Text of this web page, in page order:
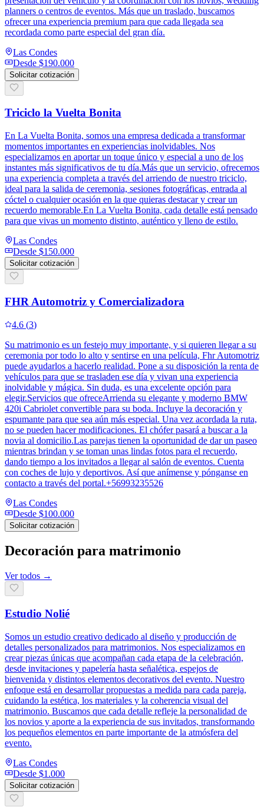
planners o centros de eventos. Más que un traslado, buscamos
ofrecer una experiencia premium para que cada llegada sea
recordada como parte especial del gran día.
Las Condes
Desde $190.000
Solicitar cotización
Triciclo la Vuelta Bonita
En La Vuelta Bonita, somos una empresa dedicada a transformar
momentos importantes en experiencias inolvidables. Nos
especializamos en aportar un toque único y especial a uno de los
instantes más significativos de tu día.Más que un servicio, ofrecemos
una experiencia completa a través del arriendo de nuestro triciclo,
ideal para la salida de ceremonia, sesiones fotográficas, entrada al
cóctel o cualquier ocasión en la que quieras destacar y crear un
recuerdo memorable.En La Vuelta Bonita, cada detalle está pensado
para que vivas un momento distinto, auténtico y lleno de estilo.
Las Condes
Desde $150.000
Solicitar cotización
FHR Automotriz y Comercializadora
4.6 (3)
Su matrimonio es un festejo muy importante, y si quieren llegar a su
ceremonia por todo lo alto y sentirse en una película, Fhr Automotriz
puede ayudarlos a hacerlo realidad. Pone a su disposición la renta de
vehículos para que se trasladen ese día y vivan una experiencia
inolvidable y mágica. Sin duda, es una excelente opción para
elegir.Servicios que ofreceArrienda su elegante y moderno BMW
420i Cabriolet convertible para su boda. Incluye la decoración y
espumante para que sea aún más especial. Una vez acordada la ruta,
no se pueden hacer modificaciones. El chófer pasará a buscar a la
novia al domicilio.Las parejas tienen la oportunidad de dar un paseo
mientras brindan y se toman unas lindas fotos para el recuerdo,
dando tiempo a los invitados a llegar al salón de eventos. Cuenta
con coches de lujo y deportivos. Así que anímense y pónganse en
contacto a través del portal.+56993235526
Las Condes
Desde $100.000
Solicitar cotización
Decoración para matrimonio
Ver todos →
Estudio Nolié
Somos un estudio creativo dedicado al diseño y producción de
detalles personalizados para matrimonios. Nos especializamos en
crear piezas únicas que acompañan cada etapa de la celebración,
desde invitaciones y papelería hasta señalética, espejos de
bienvenida y distintos elementos decorativos del evento. Nuestro
enfoque está en desarrollar propuestas a medida para cada pareja,
cuidando la estética, los materiales y la coherencia visual del
matrimonio. Buscamos que cada detalle refleje la personalidad de
los novios y aporte a la experiencia de sus invitados, transformando
los pequeños elementos en parte importante de la atmósfera del
evento.
Las Condes
Desde $1.000
Solicitar cotización